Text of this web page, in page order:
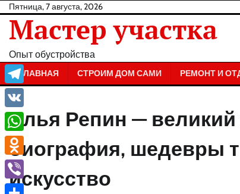
Перейти
содержанию
Пятница, 7 августа, 2026
Мастер участка
Опыт обустройства
ГЛАВНАЯ СТРОИМ ДОМ САМИ РЕМОНТ И
Илья Репин — великий
биография, шедевры
искусство
Telegram
VK
WhatsApp
Odnoklassniki
Viber